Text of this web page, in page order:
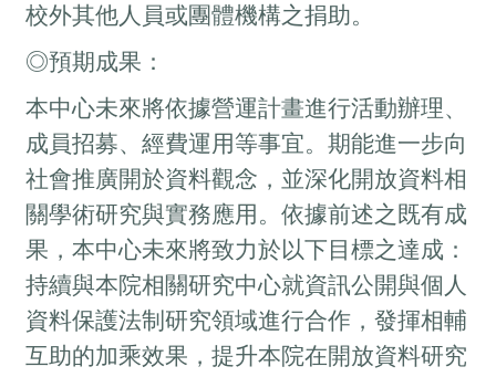
校外其他人員或團體機構之捐助。
◎預期成果：
本中心未來將依據營運計畫進行活動辦理、
成員招募、經費運用等事宜。期能進一步向
社會推廣開於資料觀念，並深化開放資料相
關學術研究與實務應用。依據前述之既有成
果，本中心未來將致力於以下目標之達成：
持續與本院相關研究中心就資訊公開與個人
資料保護法制研究領域進行合作，發揮相輔
互助的加乘效果，提升本院在開放資料研究